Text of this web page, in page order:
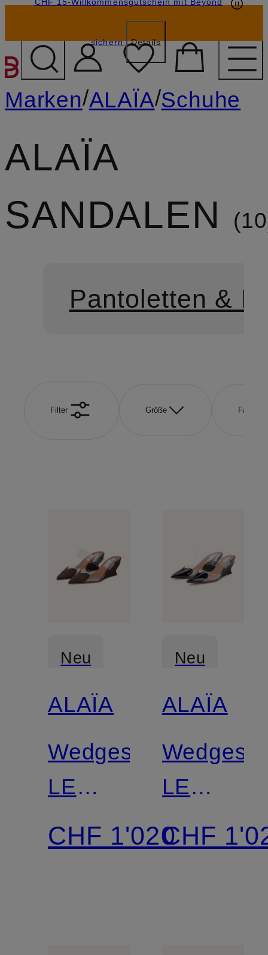
ZUM HAUPTINHALT
sichern Details
Marken/ALAÏA/Schuhe
ALAÏA
SANDALEN
10
Pantoletten &
Filter Größe Farbe
Neu
ALAÏA
Wedges
LE
CŒUR
CHF 1'020
Neu
ALAÏA
Wedges
LE
CŒUR
CHF